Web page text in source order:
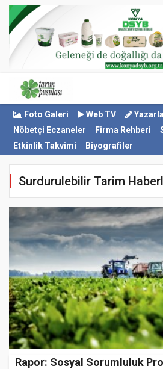
Foto Galeri Web TV
Nöbetçi Eczaneler
Firma Rehberi
Etkinlik Takvimi
Biyografiler
Surdurulebilir Tarim
Rapor: Sosyal Sorumluluk